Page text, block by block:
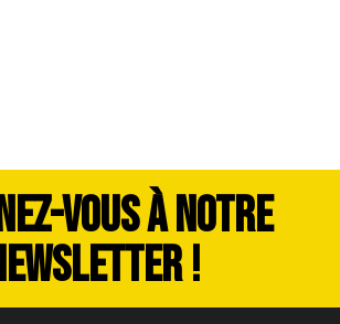
VOUS À NOTRE
!